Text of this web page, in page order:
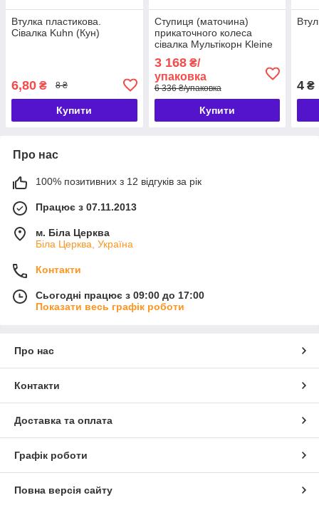
Втулка пластикова.
Сівалка Kuhn (Кун)
6,80 ₴ 8 ₴
Купити
Ступиця (маточина)
прикаточного колеса
сівалка Мультікорн Kleine
3 168₴/
упаковка
6 336 ₴/упаковка
Купити
4 ₴
Про нас
100% позитивних з 12 відгуків за рік
Працює з 07.11.2013
м. Біла Церква
Біла Церква, Україна
Контакти
Сьогодні працює з 09:00 до 17:00
Показати весь графік роботи
Про нас
Контакти
Доставка та оплата
Графік роботи
Повна версія сайту